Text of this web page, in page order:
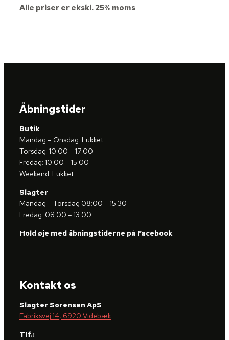
Alle priser er ekskl. 25% moms
Åbningstider
Butik
Mandag – Onsdag: Lukket
Torsdag: 10:00 – 17:00
Fredag: 10:00 – 15:00
Weekend: Lukket
Slagter
Mandag – Torsdag 08:00 – 15:30
Fredag: 08:00 – 13:00
Hold øje med åbningstiderne på Facebook
Kontakt os
Slagter Sørensen ApS
Fabriksvej 14, 6920 Videbæk
Tlf.: